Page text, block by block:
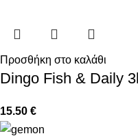
Προσθήκη στο καλάθι
Dingo Fish & Daily
15.50 €